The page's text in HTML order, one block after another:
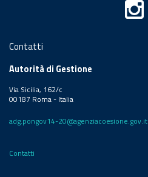
Contatti
Autorità di Gestione
Via Sicilia, 162/c
00187 Roma - Italia
adg.pongov14-20@agenziacoesione.gov.it
Contatti